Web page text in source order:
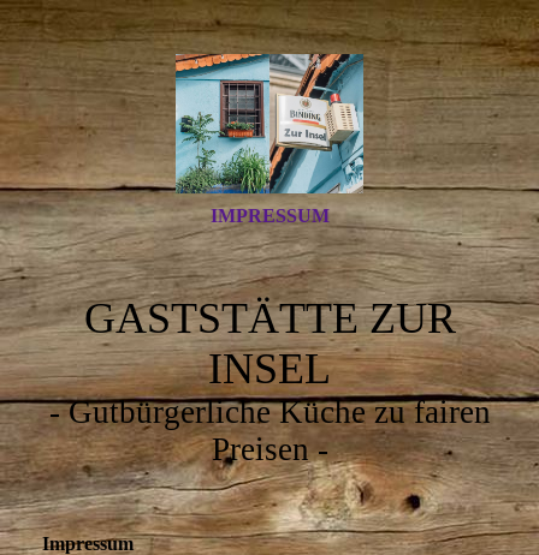
IMPRESSUM
GASTSTÄTTE ZUR
INSEL
- Gutbürgerliche Küche zu fairen
Preisen -
Impressum